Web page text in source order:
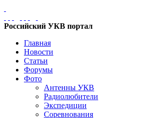
Российский УКВ портал
Главная
Новости
Статьи
Форумы
Фото
Антенны УКВ
Радиолюбители
Экспедиции
Соревнования